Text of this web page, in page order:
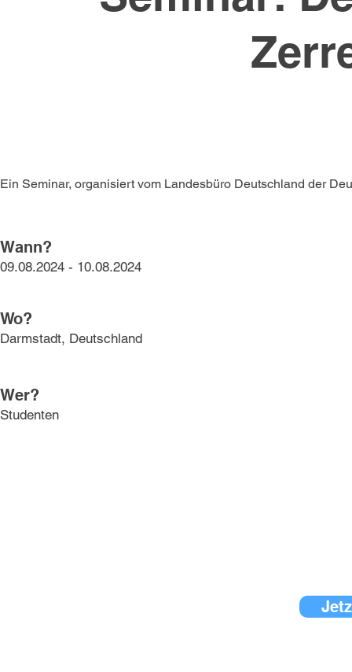
Ein Seminar, organisiert vom Landesbüro Deutschland der
Wann?
09.08.2024 - 10.08.2024
Wo?
Darmstadt, Deutschland
Wer?
Studenten